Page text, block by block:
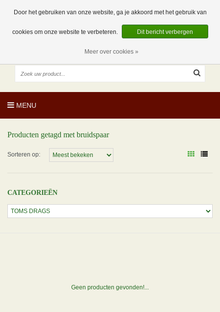
0 Artikelen
NL
EUR
MENU
Producten getagd met bruidspaar
Sorteren op:
CATEGORIEËN
Geen producten gevonden!...
Door het gebruiken van onze website, ga je akkoord met het gebruik van
cookies om onze website te verbeteren. Dit bericht verbergen
Meer over cookies »